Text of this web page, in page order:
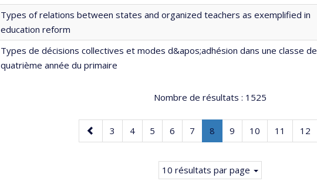
Types of relations between states and organized teachers as exemplified in
education reform
Types de décisions collectives et modes d&apos;adhésion dans une classe de
quatrième année du primaire
Nombre de résultats : 1525
Page
précédente
Page
3 Page
4 Page
5 Page
6 Page
7 Page
8.
Page
courante.
Page
9 Page
10 Page
11 Page
12
10 résultats par page